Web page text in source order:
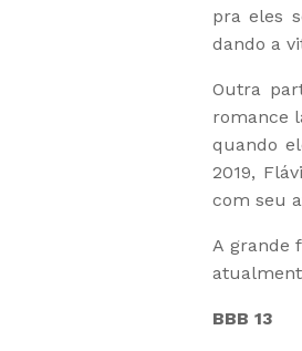
pra eles
dando a
Outra
romance
quando
2019,
com seu
A grande
BBB 13